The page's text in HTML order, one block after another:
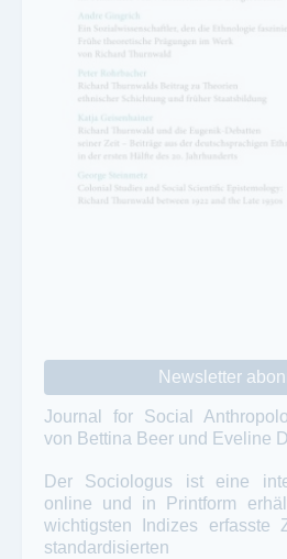
Newsletter
Journal for Social
von Bettina Beer und Eveline
Der Sociologus ist eine
online und in Printform
wichtigsten Indizes erfasste
standardisierten